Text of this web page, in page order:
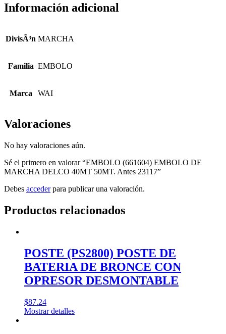
Información adicional
DivisÃ³n MARCHA
Familia EMBOLO
Marca WAI
Valoraciones
No hay valoraciones aún.
Sé el primero en valorar “EMBOLO (661604) EMBOLO DE
MARCHA DELCO 40MT 50MT. Antes 23117”
Debes accederpara publicar una valoración.
Productos relacionados
POSTE (PS2800) POSTE DE
BATERIA DE BRONCE CON
OPRESOR DESMONTABLE
$87.24
Mostrar detalles